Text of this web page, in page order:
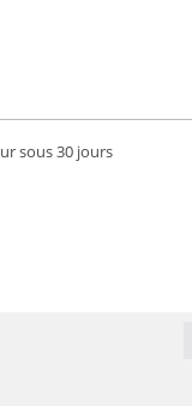
sous 30 jours